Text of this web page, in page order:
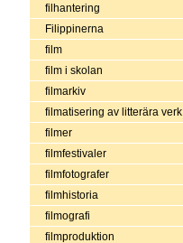
filhantering
Filippinerna
film
film i skolan
filmarkiv
filmatisering av litterära verk
filmer
filmfestivaler
filmfotografer
filmhistoria
filmografi
filmproduktion